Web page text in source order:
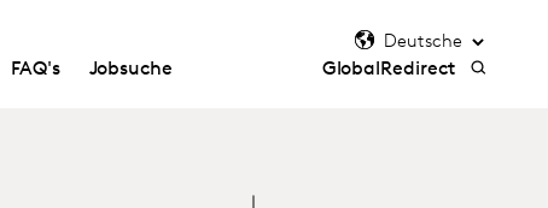
FAQ's Jobsuche GlobalRedirect